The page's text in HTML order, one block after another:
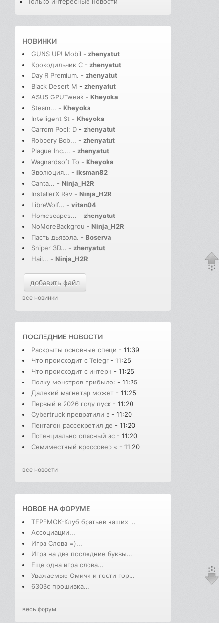
Только интересные новости
НОВИНКИ
GUNS UP! Mobil - zhenyatut
Крокодильчик С - zhenyatut
Day R Premium. - zhenyatut
Black Desert M - zhenyatut
ASUS GPUTweak - Kheyoka
Steam... - Kheyoka
Intelligent St - Kheyoka
Carrom Pool: D - zhenyatut
Robbery Bob... - zhenyatut
Plague Inc.... - zhenyatut
Wagnardsoft To - Kheyoka
Эволюция... - iksman82
Canta... - Ninja_H2R
InstallerX Rev - Ninja_H2R
LibreWolf... - vitan04
Homescapes... - zhenyatut
NoMoreBackgrou - Ninja_H2R
Пасть дьявола. - Boserva
Sniper 3D... - zhenyatut
Hail... - Ninja_H2R
добавить файл
все новинки
ПОСЛЕДНИЕ НОВОСТИ
Раскрыты основные специ - 11:39
Что происходит с Telegr - 11:25
Что происходит с интерн - 11:25
Полку монстров прибыло: - 11:25
Далекий магнетар может - 11:25
Первый в 2026 году пуск - 11:20
Cybertruck превратили в - 11:20
Пентагон рассекретил де - 11:20
Потенциально опасный ас - 11:20
Семиместный кроссовер « - 11:20
все новости
НОВОЕ НАФОРУМЕ
ТЕРЕМОК-Клуб братьев наших ...
Ассоциации...
Игра Слова =)...
Игра на две последние буквы...
Еще одна игра слова...
Уважаемые Омичи и гости гор...
6303с прошивка...
весь форум